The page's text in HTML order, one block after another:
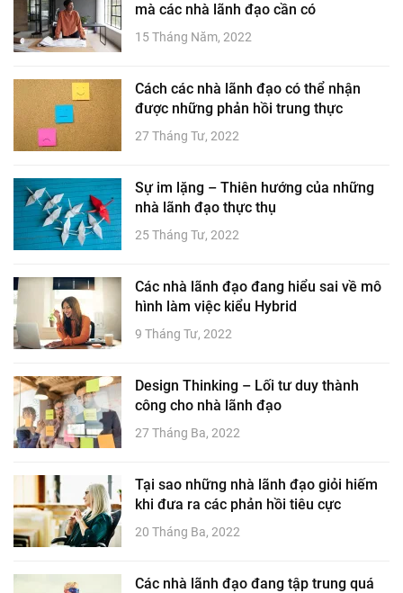
mà các nhà lãnh đạo cần có
15 Tháng Năm, 2022
Cách các nhà lãnh đạo có thể nhận
được những phản hồi trung thực
27 Tháng Tư, 2022
Sự im lặng – Thiên hướng của những
nhà lãnh đạo thực thụ
25 Tháng Tư, 2022
Các nhà lãnh đạo đang hiểu sai về mô
hình làm việc kiểu Hybrid
9 Tháng Tư, 2022
Design Thinking – Lối tư duy thành
công cho nhà lãnh đạo
27 Tháng Ba, 2022
Tại sao những nhà lãnh đạo giỏi hiếm
khi đưa ra các phản hồi tiêu cực
20 Tháng Ba, 2022
Các nhà lãnh đạo đang tập trung quá